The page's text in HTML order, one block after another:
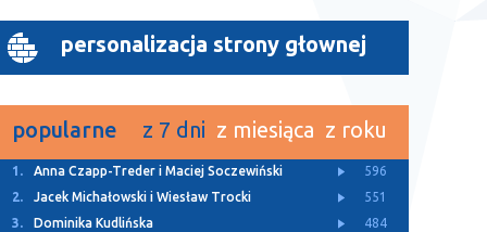
personalizacja strony głownej
popularne z 7 dni z miesiąca z roku
1. Letnie granie w Lęborku
3217
2.
Liwia Ostrowska
2215
3.
XXVII Światowy Zjazd Kaszubów
1596